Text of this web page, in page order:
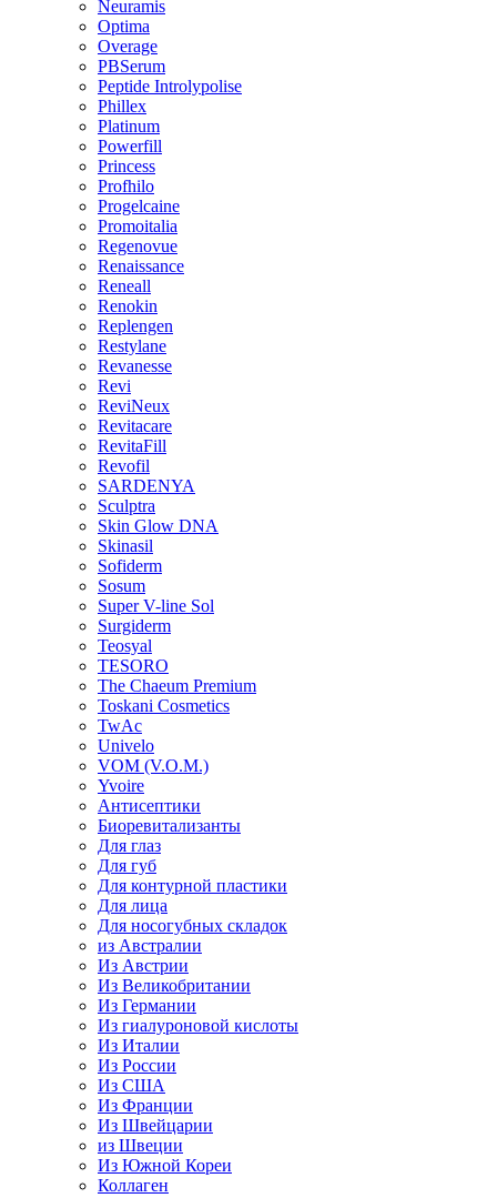
Neuramis
Optima
Overage
PBSerum
Peptide Introlypolise
Phillex
Platinum
Powerfill
Princess
Profhilo
Progelcaine
Promoitalia
Regenovue
Renaissance
Reneall
Renokin
Replengen
Restylane
Revanesse
Revi
ReviNeux
Revitacare
RevitaFill
Revofil
SARDENYA
Sculptra
Skin Glow DNA
Skinasil
Sofiderm
Sosum
Super V-line Sol
Surgiderm
Teosyal
TESORO
The Chaeum Premium
Toskani Cosmetics
TwAc
Univelo
VOM (V.O.M.)
Yvoire
Антисептики
Биоревитализанты
Для глаз
Для губ
Для контурной пластики
Для лица
Для носогубных складок
из Австралии
Из Австрии
Из Великобритании
Из Германии
Из гиалуроновой кислоты
Из Италии
Из России
Из США
Из Франции
Из Швейцарии
из Швеции
Из Южной Кореи
Коллаген